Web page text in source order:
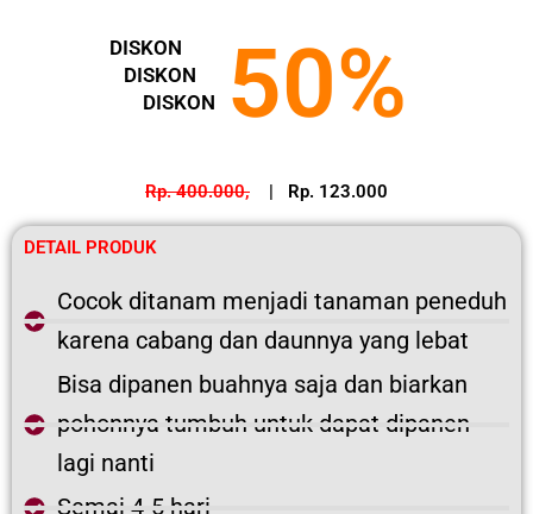
DISKON
DISKON
DISKON
50%
Rp. 400.000, | Rp. 123.000
DETAIL PRODUK
Cocok ditanam menjadi tanaman peneduh
karena cabang dan daunnya yang lebat
Bisa dipanen buahnya saja dan biarkan
pohonnya tumbuh untuk dapat dipanen
lagi nanti
Semai 4-5 hari